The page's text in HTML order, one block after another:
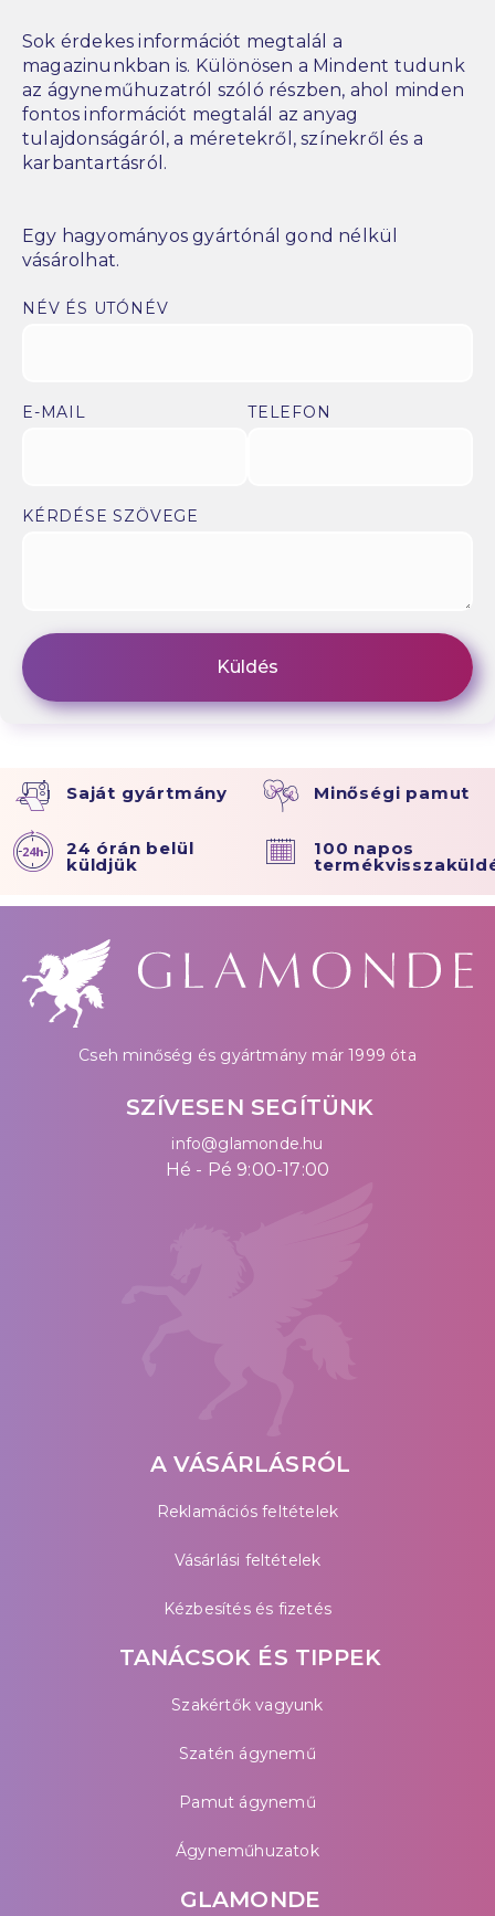
Sok érdekes információt megtalál a
magazinunkban is. Különösen a Mindent tudunk
az ágyneműhuzatról szóló részben, ahol minden
fontos információt megtalál az anyag
tulajdonságáról, a méretekről, színekről és a
karbantartásról.
Egy hagyományos gyártónál gond nélkül
vásárolhat.
NÉV ÉS UTÓNÉV
E-MAIL TELEFON
KÉRDÉSE SZÖVEGE
Saját gyártmány Minőségi pamut
24 órán belül
küldjük
100 napos
Cseh minőség és gyártmány már 1999 óta
SZÍVESEN SEGÍTÜNK
info@glamonde.hu
Hé - Pé 9:00-17:00
A VÁSÁRLÁSRÓL
Reklamációs feltételek
Vásárlási feltételek
Kézbesítés és fizetés
TANÁCSOK ÉS TIPPEK
Szakértők vagyunk
Szatén ágynemű
Pamut ágynemű
Ágyneműhuzatok
GLAMONDE